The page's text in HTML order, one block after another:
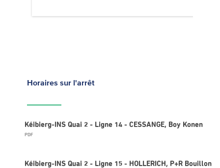
Horaires sur l'arrêt
Kéibierg-INS Quai 2 - Ligne 14 - CESSANGE, Boy Konen
PDF
Kéibierg-INS Quai 2 - Ligne 15 - HOLLERICH, P+R Bouillon